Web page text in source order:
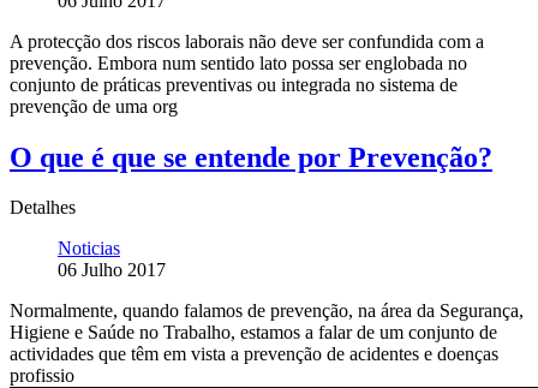
A protecção dos riscos laborais não deve ser confundida com a
prevenção. Embora num sentido lato possa ser englobada no
conjunto de práticas preventivas ou integrada no sistema de
prevenção de uma org
O que é que se entende por Prevenção?
Detalhes
Noticias
06 Julho 2017
Normalmente, quando falamos de prevenção, na área da Segurança,
Higiene e Saúde no Trabalho, estamos a falar de um conjunto de
actividades que têm em vista a prevenção de acidentes e doenças
profissio